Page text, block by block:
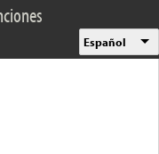
Español